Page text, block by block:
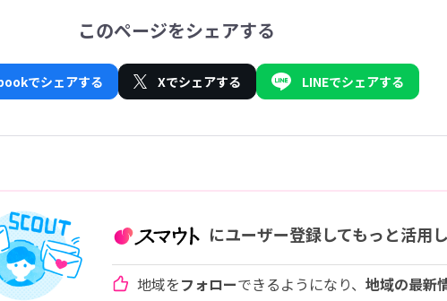
このページをシェアする
でシェアする Xでシェアする LINEでシェアする
にユーザー登録してもっと活用
地域をフォローできるようになり、 地域の最新